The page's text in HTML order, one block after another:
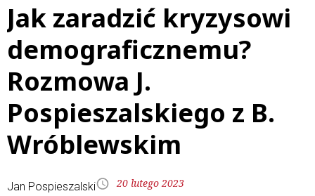
Jak zaradzić kryzysowi
demograficznemu?
Rozmowa J.
Pospieszalskiego z B.
Wróblewskim
Jan Pospieszalski 20 lutego 2023